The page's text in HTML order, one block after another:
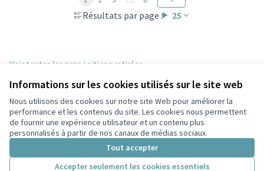
Informations sur les cookies utilisés sur le site web
Nous utilisons des cookies sur notre site Web pour améliorer la
performance et les contenus du site. Les cookies nous permettent
de fournir une expérience utilisateur et un contenu plus
personnalisés à partir de nos canaux de médias sociaux.
Tout accepter
Accepter seulement les cookies essentiels
Résultats par page : 25
Voir toutes les propositions retirées
Conditions d'utilisation
Paramètres des cookies
Participez Villeurbanne sur X
(Lien externe)
Participez Villeurbanne sur Facebook
Participez Villeurbanne sur Instagram
Participez Villeurbanne sur YouTube
(Lien externe)